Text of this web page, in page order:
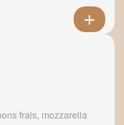
frais, mozzarella